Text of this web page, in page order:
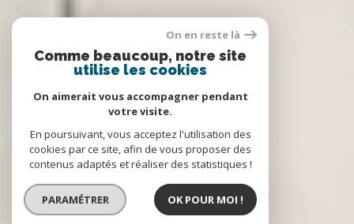
On en reste là
Comme beaucoup, notre site
utilise les cookies
On aimerait vous accompagner pendant
votre visite.
En poursuivant, vous acceptez l'utilisation des
cookies par ce site, afin de vous proposer des
contenus adaptés et réaliser des statistiques !
PARAMÉTRER OK POUR MOI !